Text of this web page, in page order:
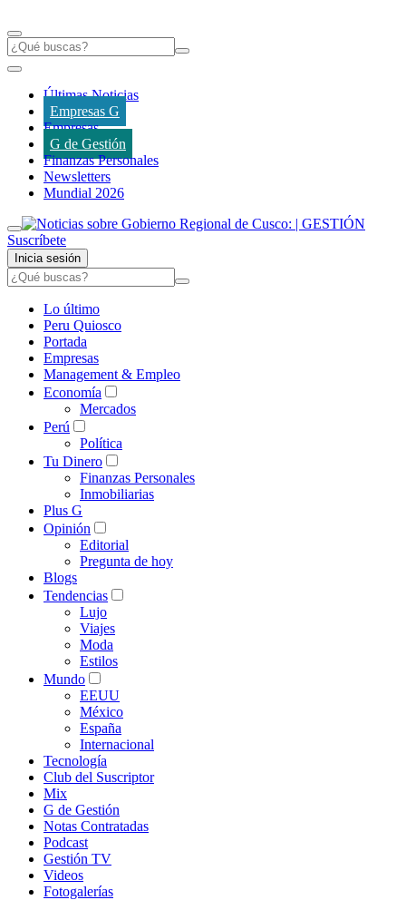
Últimas Noticias
Empresas G
Empresas
G de Gestión
Finanzas Personales
Newsletters
Mundial 2026
Suscríbete
Inicia sesión
Lo último
Peru Quiosco
Portada
Empresas
Management & Empleo
Economía
Mercados
Perú
Política
Tu Dinero
Finanzas Personales
Inmobiliarias
Plus G
Opinión
Editorial
Pregunta de hoy
Blogs
Tendencias
Lujo
Viajes
Moda
Estilos
Mundo
EEUU
México
España
Internacional
Tecnología
Club del Suscriptor
Mix
G de Gestión
Notas Contratadas
Podcast
Gestión TV
Videos
Fotogalerías